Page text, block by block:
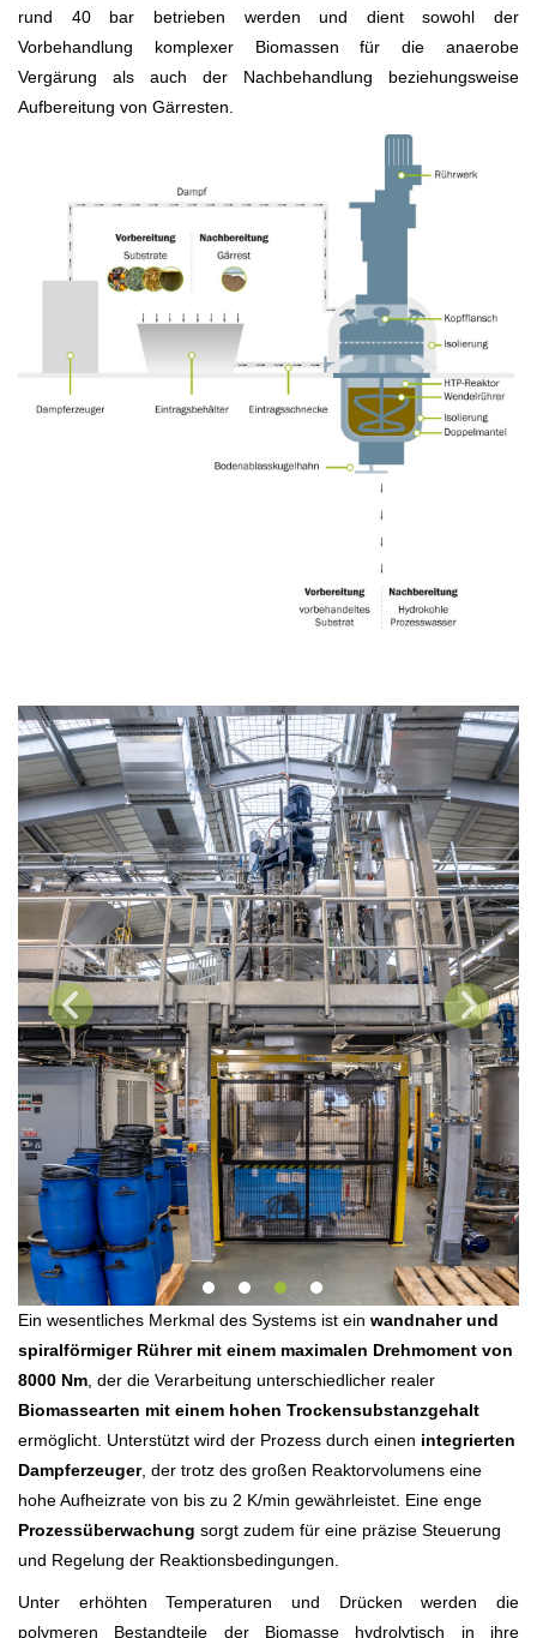
rund 40 bar betrieben werden und dient sowohl der
Vorbehandlung komplexer Biomassen für die anaerobe
Vergärung als auch der Nachbehandlung beziehungsweise
Aufbereitung von Gärresten.
Ein wesentliches Merkmal des Systems ist ein wandnaher und
spiralförmiger Rührer mit einem maximalen Drehmoment von
8000 Nm , der die Verarbeitung unterschiedlicher realer
Biomassearten mit einem hohen Trockensubstanzgehalt
ermöglicht. Unterstützt wird der Prozess durch einen integrierten
Dampferzeuger, der trotz des großen Reaktorvolumens eine
hohe Aufheizrate von bis zu 2 K/min gewährleistet. Eine enge
Prozessüberwachung sorgt zudem für eine präzise Steuerung
und Regelung der Reaktionsbedingungen.
Unter erhöhten Temperaturen und Drücken werden die
polymeren Bestandteile der Biomasse hydrolytisch in ihre